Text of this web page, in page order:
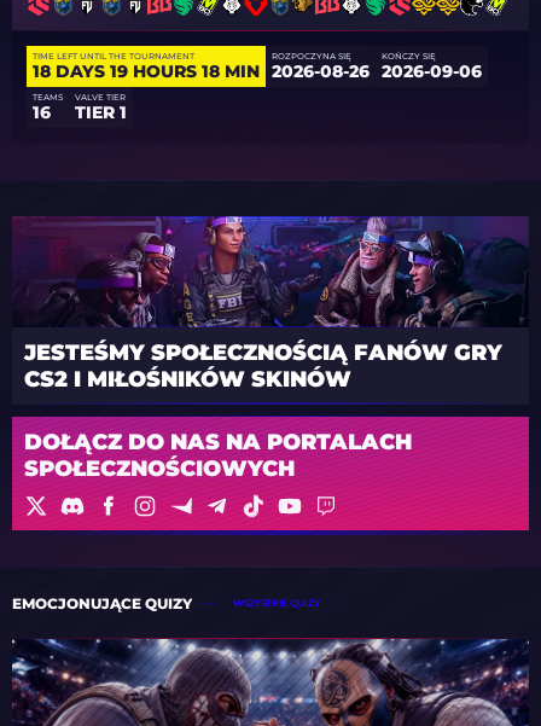
TIME LEFT UNTIL THE TOURNAMENT
18 DAYS 19 HOURS 18 MIN
ROZPOCZYNA SIĘ
2026-08-26
KOŃCZY SIĘ
2026-09-06
TEAMS
16
VALVE TIER
TIER 1
JESTEŚMY SPOŁECZNOŚCIĄ FANÓW GRY
CS2 I MIŁOŚNIKÓW SKINÓW
DOŁĄCZ DO NAS NA PORTALACH
SPOŁECZNOŚCIOWYCH
EMOCJONUJĄCE QUIZY WSZYSTKIE QUIZY